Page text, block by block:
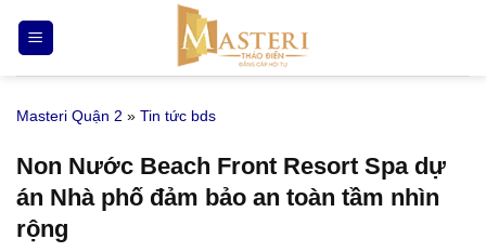
qua
nội
Masteri Quận 2 » Tin tức bds
Non Nước Beach Front Resort Spa dự
án Nhà phố đảm bảo an toàn tầm nhìn
rộng